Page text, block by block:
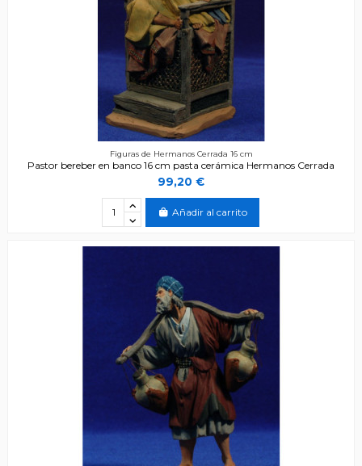
Figuras de Hermanos Cerrada 16 cm
Pastor bereber en banco 16 cm pasta cerámica Hermanos Cerrada
99,20 €
Añadir al carrito